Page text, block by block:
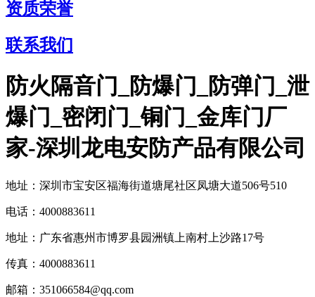
资质荣誉
联系我们
防火隔音门_防爆门_防弹门_泄
爆门_密闭门_铜门_金库门厂
家-深圳龙电安防产品有限公司
地址：深圳市宝安区福海街道塘尾社区凤塘大道506号510
电话：4000883611
地址：广东省惠州市博罗县园洲镇上南村上沙路17号
传真：4000883611
邮箱：351066584@qq.com